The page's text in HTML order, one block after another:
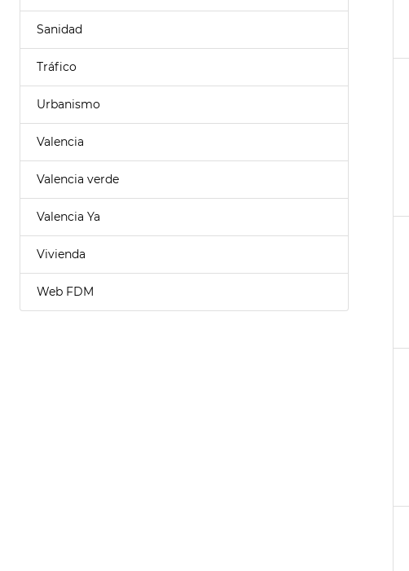
Sanidad
Tráfico
Urbanismo
Valencia
Valencia verde
Valencia Ya
Vivienda
Web FDM